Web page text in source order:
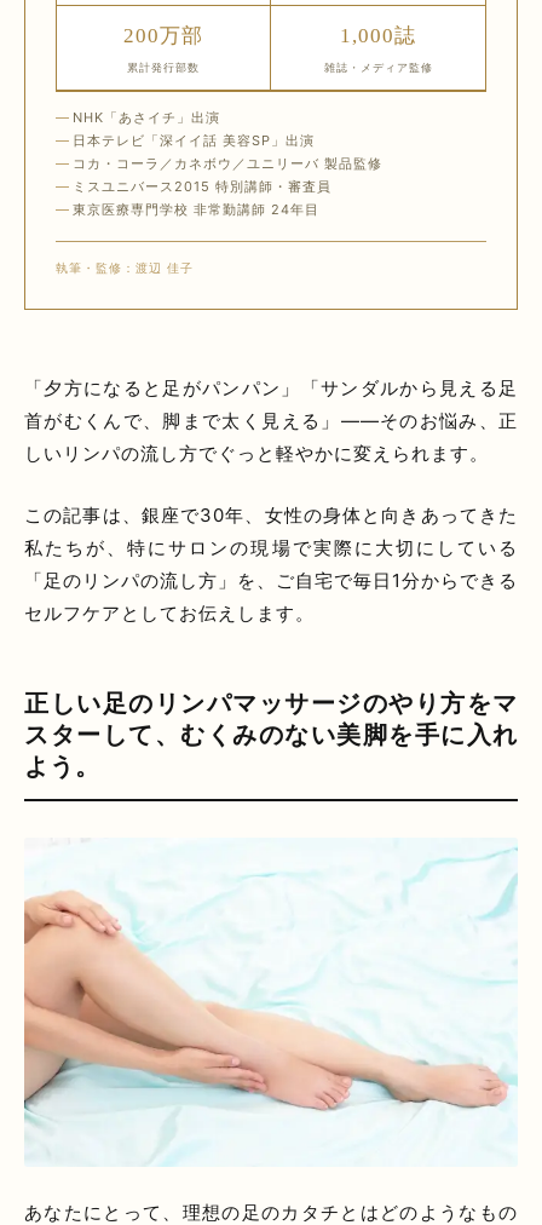
200万部
累計発行部数
1,000誌
雑誌・メディア監修
NHK「あさイチ」出演
日本テレビ「深イイ話 美容SP」出演
コカ・コーラ／カネボウ／ユニリーバ 製品監修
ミスユニバース2015 特別講師・審査員
東京医療専門学校 非常勤講師 24年目
執筆・監修：渡辺 佳子
「夕方になると足がパンパン」「サンダルから見える足
首がむくんで、脚まで太く見える」——そのお悩み、正
しいリンパの流し方でぐっと軽やかに変えられます。
この記事は、銀座で30年、女性の身体と向きあってきた
私たちが、特にサロンの現場で実際に大切にしている
「足のリンパの流し方」を、ご自宅で毎日1分からできる
セルフケアとしてお伝えします。
正しい足のリンパマッサージのやり方をマ
スターして、むくみのない美脚を手に入れ
よう。
あなたにとって、理想の足のカタチとはどのようなもの